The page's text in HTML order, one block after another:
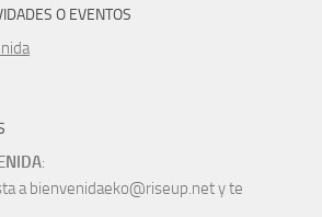
O EVENTOS
:
a bienvenidaeko@riseup.net y te